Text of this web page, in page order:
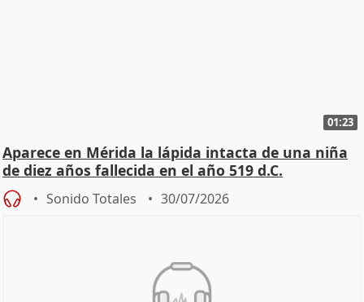
01:23
Aparece en Mérida la lápida intacta de una niña
de diez años fallecida en el año 519 d.C.
Sonido Totales 30/07/2026